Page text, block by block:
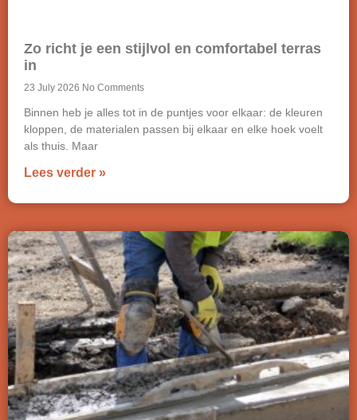
Zo richt je een stijlvol en comfortabel terras
in
23 July 2026 No Comments
Binnen heb je alles tot in de puntjes voor elkaar: de kleuren
kloppen, de materialen passen bij elkaar en elke hoek voelt
als thuis. Maar
Lees verder »